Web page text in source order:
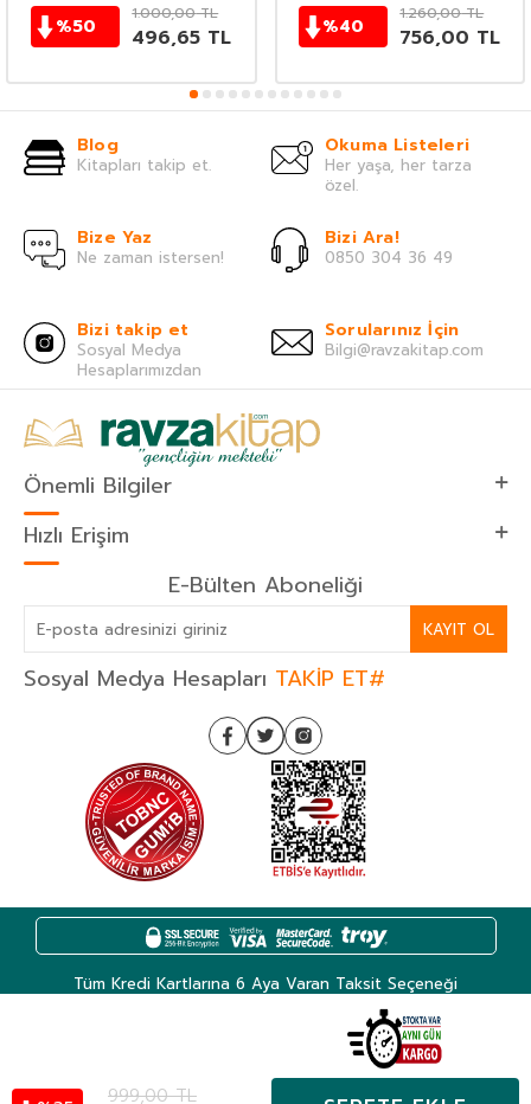
999,00TL
%50
1.000,00TL
496,65 TL %40
1.260,00TL
756,00 TL
Blog
Kitapları takip et.
Okuma Listeleri
Her yaşa, her tarza
özel.
Bize Yaz
Ne zaman istersen!
Bizi Ara!
0850 304 36 49
Bizi takip et
Sosyal Medya
Hesaplarımızdan
Sorularınız İçin
Bilgi@ravzakitap.com
Önemli Bilgiler
Hızlı Erişim
E-Bülten Aboneliği
KAYIT OL
Sosyal Medya Hesapları TAKİP ET#
Tüm Kredi Kartlarına 6 Aya Varan Taksit Seçeneği